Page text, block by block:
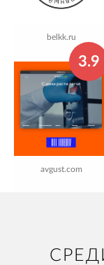
belkk.ru
3.9
avgust.com